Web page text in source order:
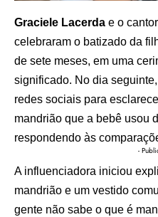
Graciele Lacerda e o cantor
celebraram o batizado da
de sete meses, em uma
significado. No dia
redes sociais para
mandrião que a bebê usou
respondendo às
-
A influenciadora iniciou
mandrião e um vestido
gente não sabe o que é